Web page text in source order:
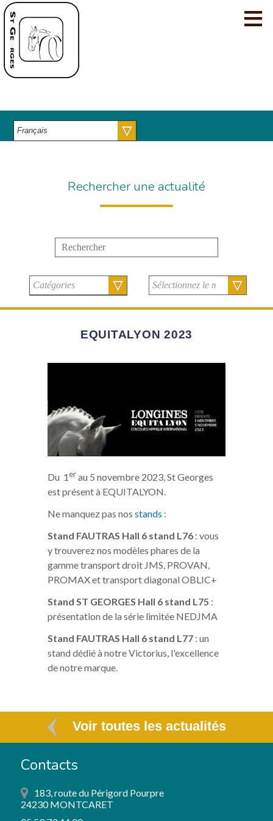
≡
Actualités
Contacts
Rechercher une actualité
EQUITALYON 2023
Du 1erau 5 novembre 2023, St Georges
est présent à EQUITALYON.
Ne manquez pas nosstands :
Stand FAUTRAS Hall 6 stand L76 : vous
y trouverez nos modèles phares de la
gamme transport droit JMS, PROVAN,
PROMAX et transport diagonal OBLIC+
Stand ST GEORGES Hall 6 stand L75 :
présentation de la série limitée NEDJMA
Stand FAUTRAS Hall 6 stand L77 : un
stand dédié à notre Victorius, l'excellence
de notre marque.
Voir toutes les actualités
Contacts
183, route du Périgord Pourpre
24230 MONTCARET
Cookies management panel